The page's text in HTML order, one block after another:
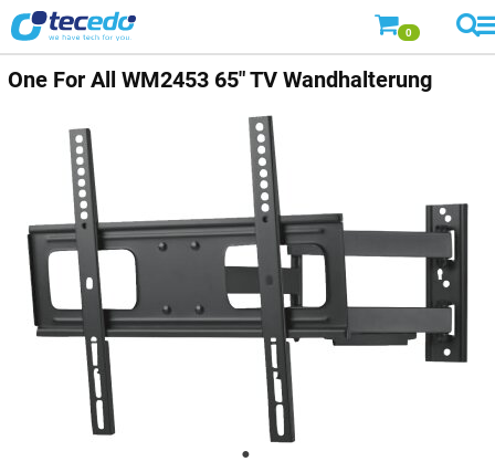
0
One For All WM2453 65" TV Wandhalterung